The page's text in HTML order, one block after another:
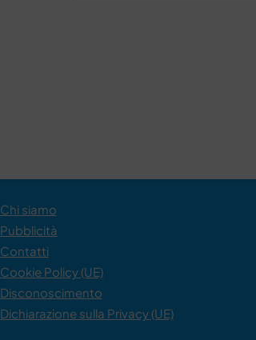
Chi siamo
Pubblicità
Contatti
Cookie Policy (UE)
Disconoscimento
Dichiarazione sulla Privacy (UE)